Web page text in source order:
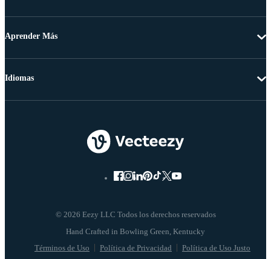
Aprender Más
© 2026 Eezy LLC Todos los derechos reservados
Términos de Uso Política de Privacidad Política de Uso Justo
Idiomas